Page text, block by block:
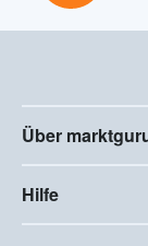
Über
Hilfe